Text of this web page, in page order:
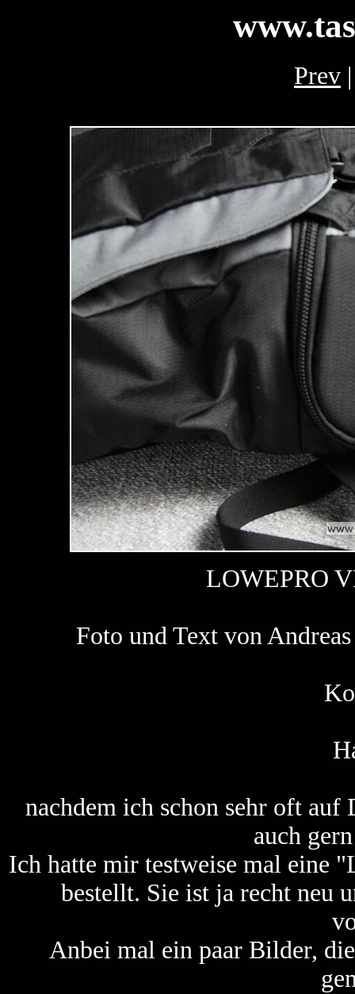
Prev
LOWEPRO
Foto und Text von
nachdem ich schon sehr oft auf
auch
Ich hatte mir testweise mal eine
bestellt. Sie ist ja recht neu
Anbei mal ein paar Bilder,